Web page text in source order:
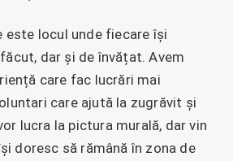
este locul unde fiecare își
dar și de învățat. Avem
care fac lucrări mai
care ajută la zugrăvit și
lucra la pictura murală, dar vin
doresc să rămână în zona de